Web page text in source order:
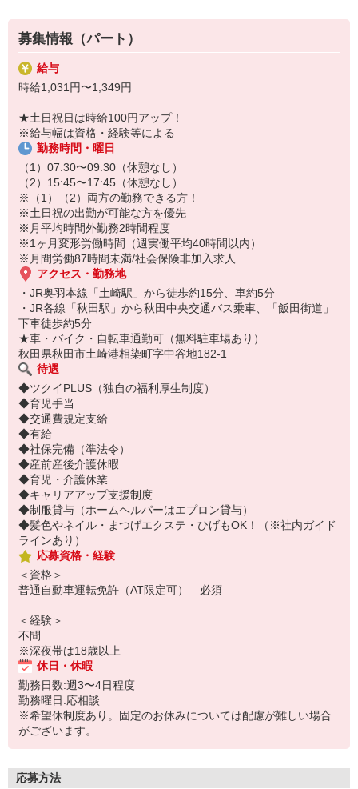
・パートは特別手当の支給あり
★＼サービス・職種の魅力／
送迎業務を通して、お客様から感謝の言葉を直接いただけたり、信
頼関係を築いていくことができ、異なる職種がチームでお客様を支
え、支援していくことに大きなやりがいがあります。日勤の勤務で
募集情報（パート）
給与
時給1,031円〜1,349円
★土日祝日は時給100円アップ！
※給与幅は資格・経験等による
勤務時間・曜日
（1）07:30〜09:30（休憩なし）
（2）15:45〜17:45（休憩なし）
※（1）（2）両方の勤務できる方！
※土日祝の出勤が可能な方を優先
※月平均時間外勤務2時間程度
※1ヶ月変形労働時間（週実働平均40時間以内）
※月間労働87時間未満/社会保険非加入求人
アクセス・勤務地
・JR奥羽本線「土崎駅」から徒歩約15分、車約5分
・JR各線「秋田駅」から秋田中央交通バス乗車、「飯田街道」
下車徒歩約5分
★車・バイク・自転車通勤可（無料駐車場あり）
秋田県秋田市土崎港相染町字中谷地182-1
待遇
◆ツクイPLUS（独自の福利厚生制度）
◆育児手当
◆交通費規定支給
◆有給
◆社保完備（準法令）
◆産前産後介護休暇
◆育児・介護休業
◆キャリアアップ支援制度
◆制服貸与（ホームヘルパーはエプロン貸与）
◆髪色やネイル・まつげエクステ・ひげもOK！（※社内ガイド
ラインあり）
応募資格・経験
＜資格＞
普通自動車運転免許（AT限定可） 必須
＜経験＞
不問
※深夜帯は18歳以上
休日・休暇
勤務日数:週3〜4日程度
勤務曜日:応相談
※希望休制度あり。固定のお休みについては配慮が難しい場合
がございます。
応募方法